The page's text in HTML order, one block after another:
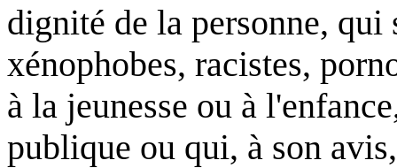
dignité de la personne,
xénophobes, racistes,
à la jeunesse ou à
publique ou qui, à son